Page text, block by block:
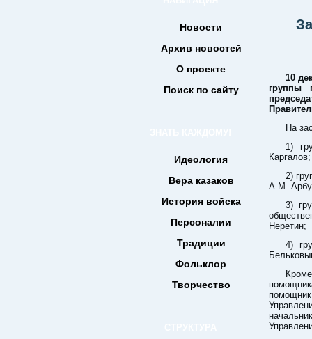
Новости
Архив новостей
О проекте
Поиск по сайту
Идеология
Вера казаков
История войска
Персоналии
Традиции
Фольклор
Творчество
10
группы
На
1)
Каргалов;
2)
А.М.
3)
Неретин;
4)